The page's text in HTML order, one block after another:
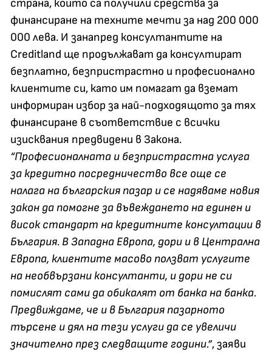
страна, които са получили средства за
финансиране на техните мечти за над 200 000
000 лева. И занапред консултантите на
Creditland ще продължават да консултират
безплатно, безпристрастно и професионално
клиентите си, като им помагат да вземат
информиран избор за най-подходящото за тях
финансиране в съответствие с всички
изисквания предвидени в Закона.
“Професионалната и безпристрастна услуга
за кредитно посредничество все още се
налага на българския пазар и се надяваме новия
закон да помогне за въвеждането на единен и
висок стандарт на кредитните консултации в
България. В Западна Европа, дори и в Централна
Европа, клиентите масово ползват услугите
на необвързани консултанти, и дори не си
помислят сами да обикалят от банка на банка.
Предвиждаме, че и в България пазарното
търсене и дял на тези услуги да се увеличи
значително през следващите години.”, заяви